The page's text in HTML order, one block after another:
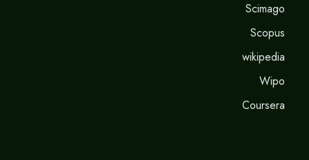
Scimago
Scopus
wikipedia
Wipo
Coursera